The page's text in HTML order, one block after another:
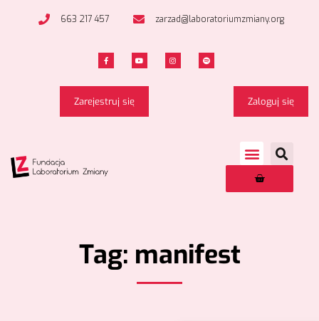
663 217 457 zarzad@laboratoriumzmiany.org
Zarejestruj się Zaloguj się
Tag: manifest